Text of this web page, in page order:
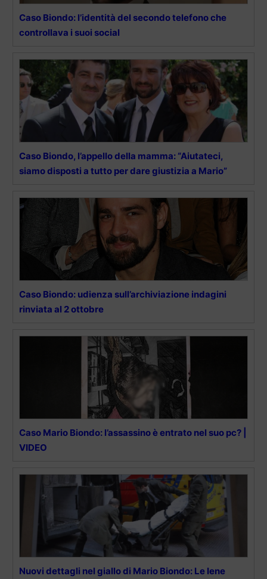
Caso Biondo: l’identità del secondo telefono che
controllava i suoi social
Caso Biondo, l’appello della mamma: “Aiutateci,
siamo disposti a tutto per dare giustizia a Mario”
Caso Biondo: udienza sull’archiviazione indagini
rinviata al 2 ottobre
Caso Mario Biondo: l’assassino è entrato nel suo pc? |
VIDEO
Nuovi dettagli nel giallo di Mario Biondo: Le Iene